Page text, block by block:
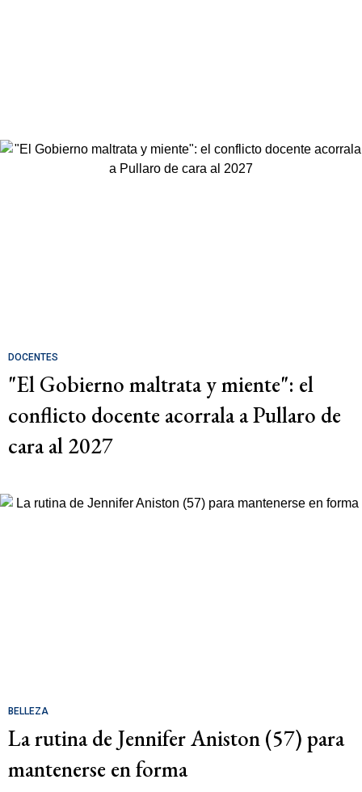
DOCENTES
"El Gobierno maltrata y miente": el
conflicto docente acorrala a Pullaro de
cara al 2027
BELLEZA
La rutina de Jennifer Aniston (57) para
mantenerse en forma